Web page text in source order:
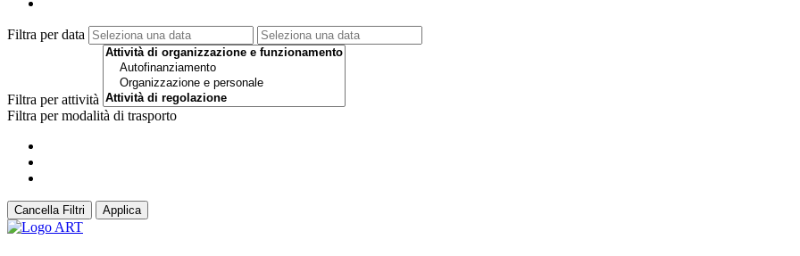
Filtra per data
Filtra per attività
Filtra per modalità di trasporto
Cancella Filtri Applica